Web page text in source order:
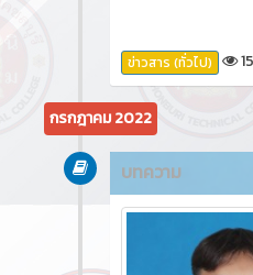
ข่าวสาร (ทั่วไป)
กรกฎาคม 2022
บทความ